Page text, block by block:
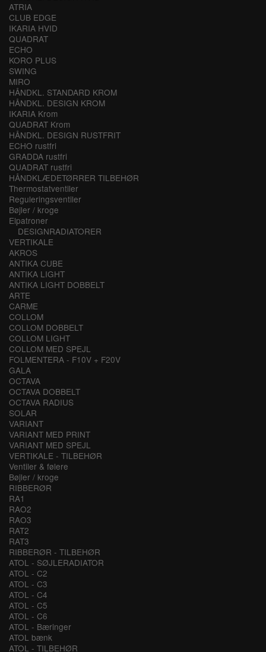
ATRIA
CLUB EDGE
IKARIA HVID
QUADRAT
ECHO
KORO PLUS
SWING
MIRO
HÅNDKL. STANDARD KROM
HÅNDKL. DESIGN KROM
IKARIA Krom
QUADRAT Krom
HÅNDKL. DESIGN RUSTFRIT
ECHO rustfri
GRADDA rustfri
QUADRAT rustfri
HÅNDKLÆDETØRRER TILBEHØR
Thermostatventiler
Reguleringsventiler
Bøjler / kroge
Elpatroner
DESIGNRADIATORER
VERTIKALE
AKROS
ANTIKA CUBE
ANTIKA LIGHT
ANTIKA LIGHT DOBBELT
ARTE
CARME
COLLOM
COLLOM DOBBELT
COLLOM LIGHT
COLLOM MED SPEJL
FOLMENTERA - F10V + F20V
GALA
OCTAVA
OCTAVA DOBBELT
OCTAVA RADIUS
SOLAR
VARIANT
VARIANT MED PRINT
VARIANT MED SPEJL
VERTIKALE - TILBEHØR
Ventiler & følere
Bøjler / kroge
RIBBERØR
RA1
RAO2
RAO3
RAT2
RAT3
RIBBERØR - TILBEHØR
ATOL - SØJLERADIATOR
ATOL - C2
ATOL - C3
ATOL - C4
ATOL - C5
ATOL - C6
ATOL - Bæringer
ATOL bænk
ATOL - TILBEHØR